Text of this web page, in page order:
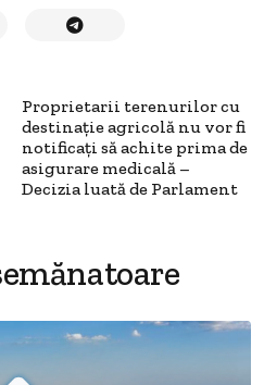
Proprietarii terenurilor cu
destinație agricolă nu vor fi
notificați să achite prima de
asigurare medicală –
Decizia luată de Parlament